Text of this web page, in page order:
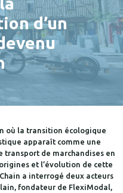
d’un
où la transition écologique
apparaît comme une
de marchandises en
et l’évolution de cette
a interrogé deux acteurs
fondateur de FlexiModal,